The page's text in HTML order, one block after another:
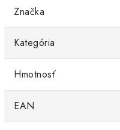
Značka
Kategória
Hmotnosť
EAN